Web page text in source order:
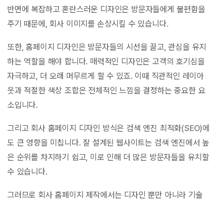
반면에 복잡하고 혼란스러운 디자인은 방문자들에게 불편함을
주기 때문에, 회사 이미지를 손상시킬 수 있습니다.
또한, 홈페이지 디자인은 방문자들의 시선을 끌고, 관심을 유지
하는 역할을 해야 합니다. 매력적인 디자인은 고객의 호기심을
자극하고, 더 오래 머무르게 할 수 있죠. 이때 직관적인 레이아
웃과 적절한 색상 조합은 전체적인 느낌을 결정하는 중요한 요
소입니다.
그리고 회사 홈페이지 디자인 방식은 검색 엔진 최적화(SEO)에
도 큰 영향을 미칩니다. 잘 설계된 웹사이트는 검색 엔진에서 높
은 순위를 차지하기 쉽고, 이로 인해 더 많은 방문자들을 유치할
수 있습니다.
그러므로 회사 홈페이지 제작에서는 디자인 뿐만 아니라 기술